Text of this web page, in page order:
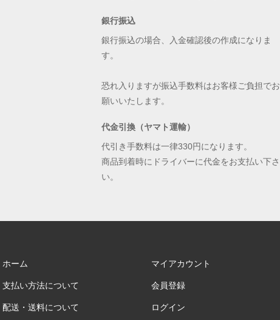
銀行振込
銀行振込の場合、入金確認後の作成になりま
す。
恐れ入りますが振込手数料はお客様ご負担でお
願いいたします。
代金引換（ヤマト運輸）
代引き手数料は一律330円になります。
商品到着時にドライバーに代金をお支払い下さ
い。
ホーム
支払い方法について
配送・送料について
マイアカウント
会員登録
ログイン